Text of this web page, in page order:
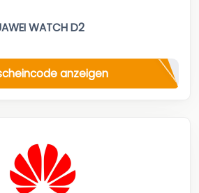
WATCH D2
anzeigen